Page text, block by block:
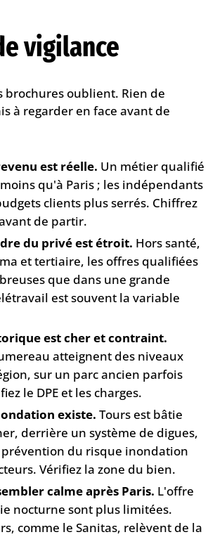
vigilance
brochures oublient. Rien de
à regarder en face avant de
est réelle. Un métier qualifié
qu'à Paris ; les indépendants
clients plus serrés. Chiffrez
de partir.
du privé est étroit. Hors santé,
et tertiaire, les offres qualifiées
que dans une grande
est souvent la variable
est cher et contraint.
atteignent des niveaux
sur un parc ancien parfois
le DPE et les charges.
existe. Tours est bâtie
derrière un système de digues,
du risque inondation
Vérifiez la zone du bien.
calme après Paris. L'offre
nocturne sont plus limitées.
comme le Sanitas, relèvent de la